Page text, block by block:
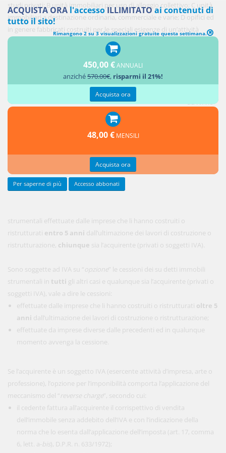
studi privati; B unità immobiliari per uso di alloggio collettivo; C unità
immobiliari a destinazione ordinaria, commerciale e varie; D opifici ed
in genere fabbricati costruiti per le speciali esigenze di un’attività
industriale o commerciale; E altre unità immobiliari che, per le
singolarità delle loro caratteristiche, non siano raggruppabili in classi.
ad IVA le
strumentali effettuate dalle imprese che li hanno costruiti o
ristrutturati entro 5 anni dall’ultimazione dei lavori di costruzione o
ristrutturazione, chiunque sia l’acquirente (privati o soggetti IVA).
Sono soggette ad IVA su “opzione” le cessioni dei su detti immobili
strumentali in tutti gli altri casi e qualunque sia l’acquirente (privati o
soggetti IVA), vale a dire le cessioni:
effettuate dalle imprese che li hanno costruiti o ristrutturati oltre 5
anni dall’ultimazione dei lavori di costruzione o ristrutturazione;
effettuate da imprese diverse dalle precedenti ed in qualunque
momento avvenga la cessione.
Se l’acquirente è un soggetto IVA (esercente attività d’impresa, arte o
professione), l’opzione per l’imponibilità comporta l’applicazione del
meccanismo del “reverse charge”, secondo cui:
il cedente fattura all’acquirente il corrispettivo di vendita
dell’immobile senza addebito dell’IVA e con l’indicazione della
norma che lo esenta dall’applicazione dell’imposta (art. 17, comma
6, lett. a-bis), D.P.R. n. 633/1972);
ACQUISTA ORAl'accessoILLIMITATOai contenuti di
tutto il sito!
Rimangono 2 su 3 visualizzazioni gratuite questa settimana.
450,00 €ANNUALI
anziché570.00€, risparmi il 21%!
Acquista ora
48,00 € MENSILI
Acquista ora
Per saperne di più Accesso abbonati